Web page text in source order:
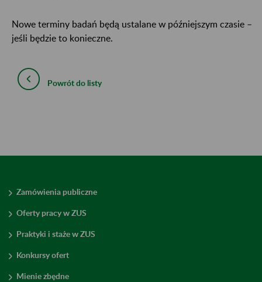
Nowe terminy badań będą ustalane w późniejszym czasie –
jeśli będzie to konieczne.
Powrót do listy
Zamówienia publiczne
Oferty pracy w ZUS
Praktyki i staże w ZUS
Konkursy ofert
Mienie zbędne